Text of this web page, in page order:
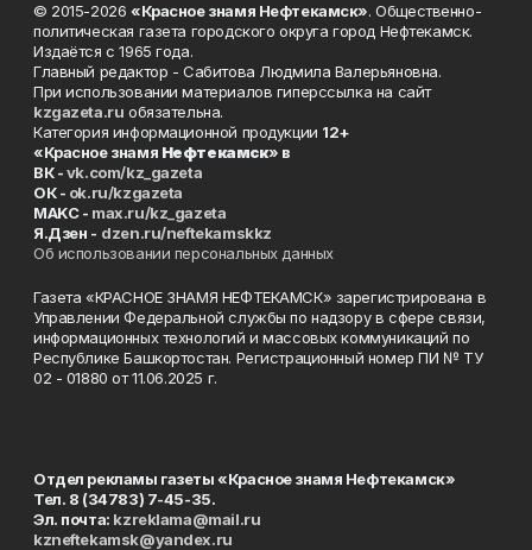
© 2015-2026 «Красное знамя Нефтекамск». Общественно-
политическая газета городского округа город Нефтекамск.
Издаётся с 1965 года.
Главный редактор - Сабитова Людмила Валерьяновна.
При использовании материалов гиперссылка на сайт
kzgazeta.ru обязательна.
Категория информационной продукции 12+
«Красное знамя Нефтекамск» в
ВК -vk.com/kz_gazeta
ОК - ok.ru/kzgazeta
MAKC - max.ru/kz_gazeta
Я.Дзен - dzen.ru/neftekamskkz
Об использовании персональных данных
Газета «КРАСНОЕ ЗНАМЯ НЕФТЕКАМСК» зарегистрирована в
Управлении Федеральной службы по надзору в сфере связи,
информационных технологий и массовых коммуникаций по
Республике Башкортостан. Регистрационный номер ПИ № ТУ
02 - 01880 от 11.06.2025 г.
Отдел рекламы газеты «Красное знамя Нефтекамск»
Тел. 8 (34783) 7-45-35.
Эл. почта: kzreklama@mail.ru
kzneftekamsk@yandex.ru